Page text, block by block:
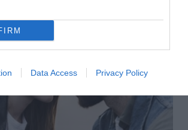
Data Access Privacy Policy